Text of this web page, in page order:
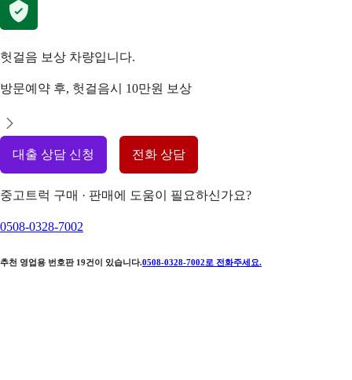
헛걸음 보상 차량입니다.
방문예약 후, 헛걸음시 10만원 보상
대출 상담 신청 전화 상담
중고트럭 구매 · 판매에 도움이 필요하신가요?
0508-0328-7002
추천 영업용 번호판 19건이 있습니다.0508-0328-7002 로 전화주세요.